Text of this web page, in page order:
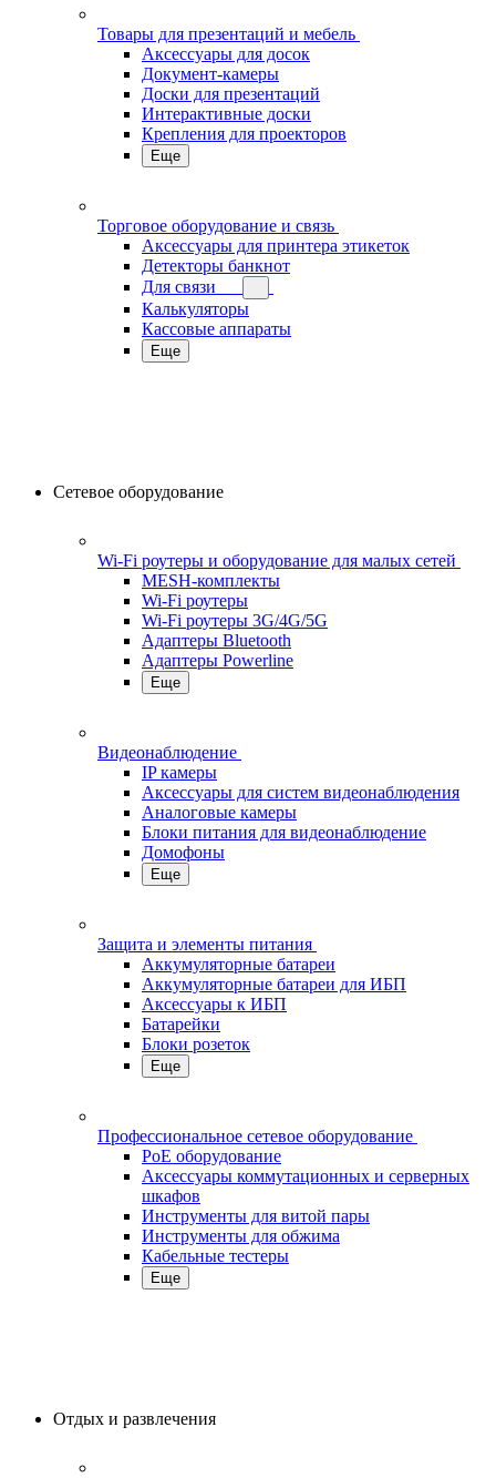
Товары для презентаций и мебель
Аксессуары для досок
Документ-камеры
Доски для презентаций
Интерактивные доски
Крепления для проекторов
Еще
Торговое оборудование и связь
Аксессуары для принтера этикеток
Детекторы банкнот
Для связи
Калькуляторы
Кассовые аппараты
Еще
Сетевое оборудование
Wi-Fi роутеры и оборудование для малых сетей
MESH-комплекты
Wi-Fi роутеры
Wi-Fi роутеры 3G/4G/5G
Адаптеры Bluetooth
Адаптеры Powerline
Еще
Видеонаблюдение
IP камеры
Аксессуары для систем видеонаблюдения
Аналоговые камеры
Блоки питания для видеонаблюдение
Домофоны
Еще
Защита и элементы питания
Аккумуляторные батареи
Аккумуляторные батареи для ИБП
Аксессуары к ИБП
Батарейки
Блоки розеток
Еще
Профессиональное сетевое оборудование
PoE оборудование
Аксессуары коммутационных и серверных
шкафов
Инструменты для витой пары
Инструменты для обжима
Кабельные тестеры
Еще
Отдых и развлечения